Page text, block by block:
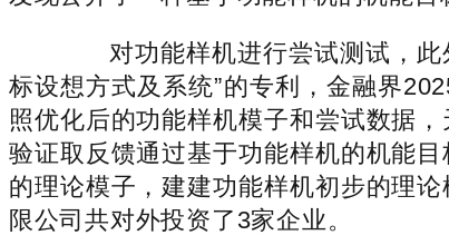
对功能样机进行尝试测试，此
标设想方式及系统”的专利，金融界
照优化后的功能样机模子和尝试数据
验证取反馈通过基于功能样机的机能
的理论模子，建建功能样机初步的理
限公司共对外投资了3家企业。